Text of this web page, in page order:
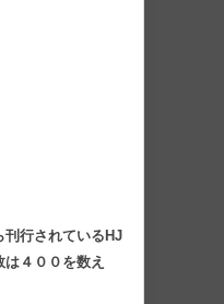
刊行されているHJ
４００を数え